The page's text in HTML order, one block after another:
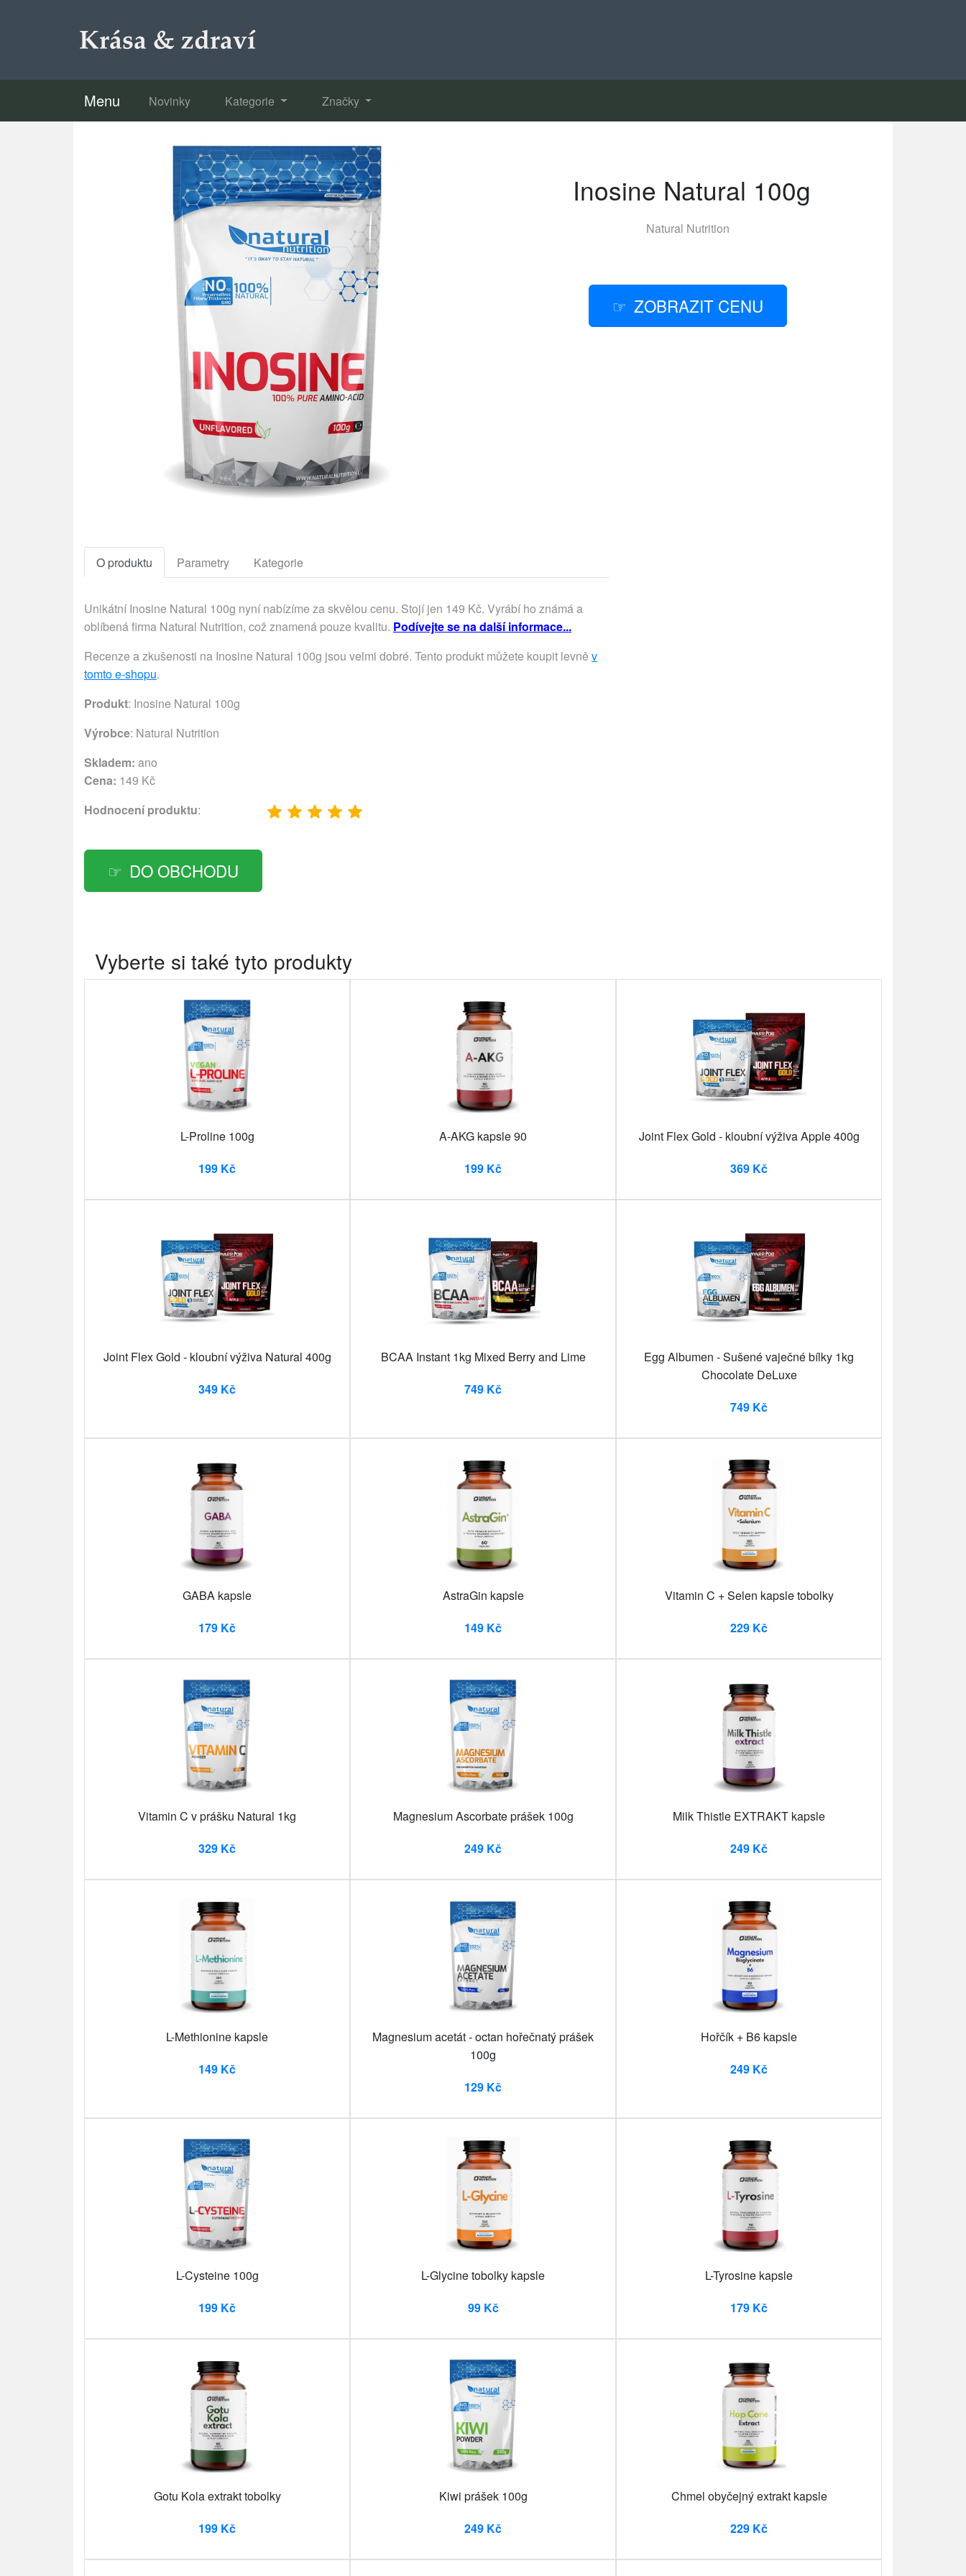
Menu Novinky Kategorie Značky
Inosine Natural 100g
Natural Nutrition
ZOBRAZIT CENU
O produktu Parametry Kategorie
Unikátní Inosine Natural 100g nyní nabízíme za skvělou cenu. Stojí jen 149 Kč. Vyrábí ho známá a
oblíbená firma Natural Nutrition, což znamená pouze kvalitu. Podívejte se na další informace...
Recenze a zkušenosti na Inosine Natural 100g jsou velmi dobré. Tento produkt můžete koupit levně v
tomto e-shopu.
Produkt: Inosine Natural 100g
Výrobce: Natural Nutrition
Skladem: ano
Cena: 149 Kč
Hodnocení produktu:
DO OBCHODU
Vyberte si také tyto produkty
L-Proline 100g
199 Kč
A-AKG kapsle 90
199 Kč
Joint Flex Gold - kloubní výživa Apple 400g
369 Kč
Joint Flex Gold - kloubní výživa Natural 400g
349 Kč
BCAA Instant 1kg Mixed Berry and Lime
749 Kč
Egg Albumen - Sušené vaječné bílky 1kg
Chocolate DeLuxe
749 Kč
GABA kapsle
179 Kč
AstraGin kapsle
149 Kč
Vitamin C + Selen kapsle tobolky
229 Kč
Vitamin C v prášku Natural 1kg
329 Kč
Magnesium Ascorbate prášek 100g
249 Kč
Milk Thistle EXTRAKT kapsle
249 Kč
L-Methionine kapsle
149 Kč
Magnesium acetát - octan hořečnatý prášek
100g
129 Kč
Hořčík + B6 kapsle
249 Kč
L-Cysteine 100g
199 Kč
L-Glycine tobolky kapsle
99 Kč
L-Tyrosine kapsle
179 Kč
Gotu Kola extrakt tobolky
199 Kč
Kiwi prášek 100g
249 Kč
Chmel obyčejný extrakt kapsle
229 Kč